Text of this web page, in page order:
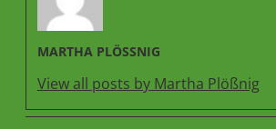
MARTHA PLÖSSNIG
View all posts by Martha Plößnig